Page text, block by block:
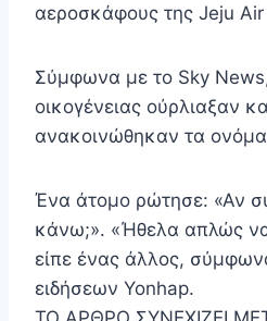
αεροσκάφους της Jeju
Σύμφωνα με το Sky
οικογένειας ούρλιαξαν
ανακοινώθηκαν τα
Ένα άτομο ρώτησε: «Αν
κάνω;». «Ήθελα απλώς
είπε ένας άλλος,
ειδήσεων Yonhap.